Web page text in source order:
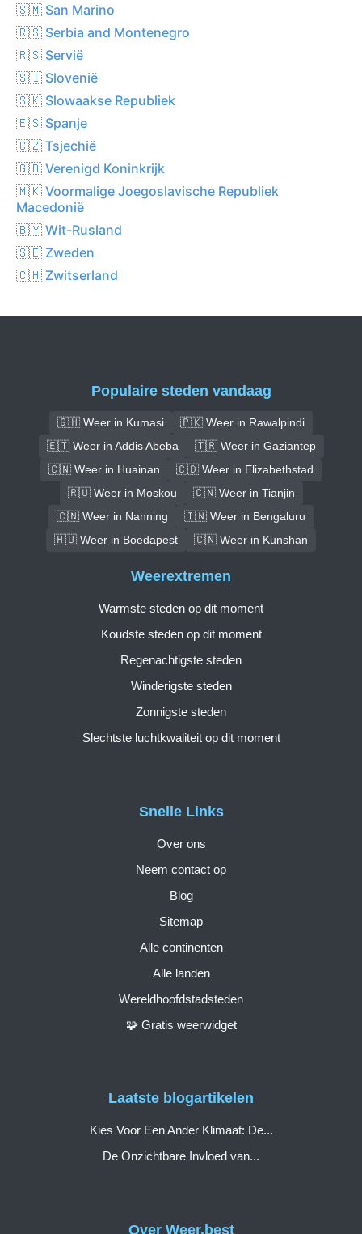
🇸🇲 San Marino
🇷🇸 Serbia and Montenegro
🇷🇸 Servië
🇸🇮 Slovenië
🇸🇰 Slowaakse Republiek
🇪🇸 Spanje
🇨🇿 Tsjechië
🇬🇧 Verenigd Koninkrijk
🇲🇰 Voormalige Joegoslavische Republiek
Macedonië
🇧🇾 Wit-Rusland
🇸🇪 Zweden
🇨🇭 Zwitserland
Populaire steden vandaag
🇬🇭 Weer in Kumasi
🇵🇰 Weer in Rawalpindi
🇪🇹 Weer in Addis Abeba
🇹🇷 Weer in Gaziantep
🇨🇳 Weer in Huainan
🇨🇩 Weer in Elizabethstad
🇷🇺 Weer in Moskou
🇨🇳 Weer in Tianjin
🇨🇳 Weer in Nanning
🇮🇳 Weer in Bengaluru
🇭🇺 Weer in Boedapest
🇨🇳 Weer in Kunshan
Over Weer.best
Snelle Links
Over ons
Neem contact op
Blog
Sitemap
Alle continenten
Alle landen
Wereldhoofdstadsteden
🧩 Gratis weerwidget
Weerextremen
Warmste steden op dit moment
Koudste steden op dit moment
Regenachtigste steden
Winderigste steden
Zonnigste steden
Slechtste luchtkwaliteit op dit moment
Laatste blogartikelen
Kies Voor Een Ander Klimaat: De...
De Onzichtbare Invloed van...